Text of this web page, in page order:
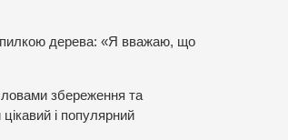
дерева: «Я вважаю, що
збереження та
і популярний